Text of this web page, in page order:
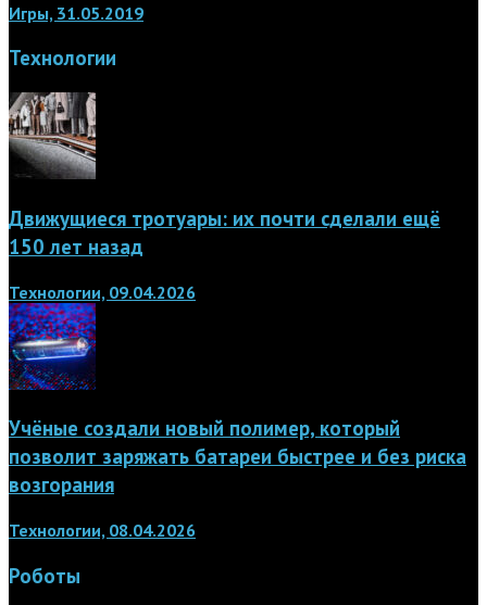
Игры, 31.05.2019
Технологии
Движущиеся тротуары: их почти сделали ещё
150 лет назад
Технологии, 09.04.2026
Учёные создали новый полимер, который
позволит заряжать батареи быстрее и без риска
возгорания
Технологии, 08.04.2026
Роботы